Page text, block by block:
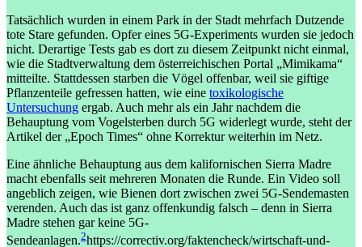
Tatsächlich wurden in einem Park in der Stadt mehrfach Dutzende
tote Stare gefunden. Opfer eines 5G-Experiments wurden sie jedoch
nicht. Derartige Tests gab es dort zu diesem Zeitpunkt nicht einmal,
wie die Stadtverwaltung dem österreichischen Portal „Mimikama“
mitteilte. Stattdessen starben die Vögel offenbar, weil sie giftige
Pflanzenteile gefressen hatten, wie eine toxikologische
Untersuchung ergab. Auch mehr als ein Jahr nachdem die
Behauptung vom Vogelsterben durch 5G widerlegt wurde, steht der
Artikel der „Epoch Times“ ohne Korrektur weiterhin im Netz.
Eine ähnliche Behauptung aus dem kalifornischen Sierra Madre
macht ebenfalls seit mehreren Monaten die Runde. Ein Video soll
angeblich zeigen, wie Bienen dort zwischen zwei 5G-Sendemasten
verenden. Auch das ist ganz offenkundig falsch – denn in Sierra
Madre stehen gar keine 5G-
Sendeanlagen.2https://correctiv.org/faktencheck/wirtschaft-und-